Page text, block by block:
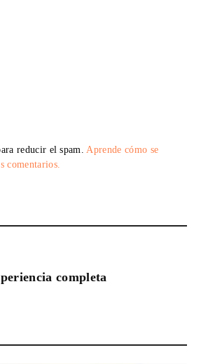
reducir el spam.Aprende cómo se
comentarios.
completa